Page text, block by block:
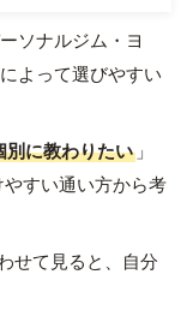
ソナルジム・ヨ
よって選びやすい
別に教わりたい 」
やすい通い方から考
せて見ると、自分